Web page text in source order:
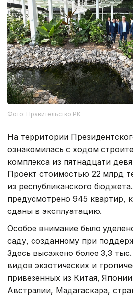
Фото: Правительство РК
На территории
ознакомилась с ходом
комплекса из пятнадцати
Проект стоимостью 22 млрд
из республиканского
предусмотрено 945 квартир,
сданы в эксплуатацию.
Особое внимание было
саду, созданному при
Здесь высажено более 3,3
видов экзотических и
привезенных из Китая,
Австралии, Мадагаскара,